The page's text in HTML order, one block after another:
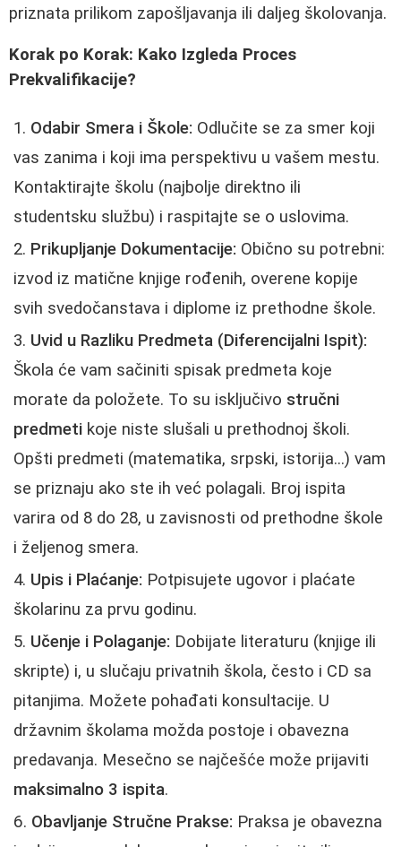
priznata prilikom zapošljavanja ili daljeg školovanja.
Korak po Korak: Kako Izgleda Proces
Prekvalifikacije?
Odabir Smera i Škole: Odlučite se za smer koji
vas zanima i koji ima perspektivu u vašem mestu.
Kontaktirajte školu (najbolje direktno ili
studentsku službu) i raspitajte se o uslovima.
Prikupljanje Dokumentacije: Obično su potrebni:
izvod iz matične knjige rođenih, overene kopije
svih svedočanstava i diplome iz prethodne škole.
Uvid u Razliku Predmeta (Diferencijalni Ispit):
Škola će vam sačiniti spisak predmeta koje
morate da položete. To su isključivo stručni
predmeti koje niste slušali u prethodnoj školi.
Opšti predmeti (matematika, srpski, istorija...) vam
se priznaju ako ste ih već polagali. Broj ispita
varira od 8 do 28, u zavisnosti od prethodne škole
i željenog smera.
Upis i Plaćanje: Potpisujete ugovor i plaćate
školarinu za prvu godinu.
Učenje i Polaganje: Dobijate literaturu (knjige ili
skripte) i, u slučaju privatnih škola, često i CD sa
pitanjima. Možete pohađati konsultacije. U
državnim školama možda postoje i obavezna
predavanja. Mesečno se najčešće može prijaviti
maksimalno 3 ispita.
Obavljanje Stručne Prakse: Praksa je obavezna